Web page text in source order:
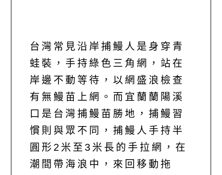
台灣常見沿岸捕鰻人是身穿青
蛙裝，手持綠色三角網，站在
岸邊不動等待，以網盛浪檢查
有無鰻苗上網。而宜蘭蘭陽溪
口是台灣捕鰻苗勝地，捕鰻習
慣則與眾不同，捕鰻人手持半
圓形2米至3米長的手拉網，在
潮間帶海浪中，來回移動拖